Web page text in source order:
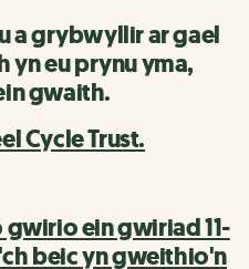
a grybwyllir ar gael
yn eu prynu yma,
gwaith.
Cycle Trust.
ein gwiriad 11-
beic yn gweithio'n